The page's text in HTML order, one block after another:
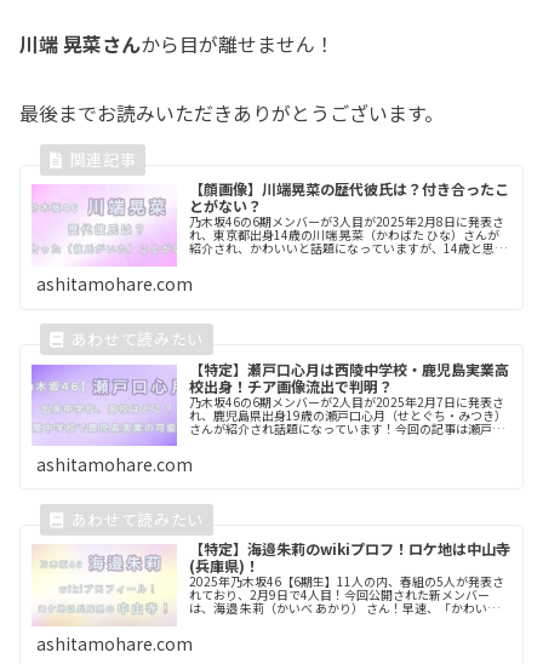
川端 晃菜さんから目が離せません！
最後までお読みいただきありがとうございます。
【顔画像】川端晃菜の歴代彼氏は？付き合ったこ
とがない？
乃木坂46の6期メンバーが3人目が2025年2月8日に発表さ
れ、東京都出身14歳の川端 晃菜（かわばた ひな）さんが
紹介され、かわいいと話題になっていますが、14歳と思え
ashitamohare.com
【特定】瀬戸口心月は西陵中学校・鹿児島実業高
校出身！チア画像流出で判明？
乃木坂46の6期メンバーが2人目が2025年2月7日に発表さ
れ、鹿児島県出身19歳の瀬戸口心月（せとぐち・みつき）
さんが紹介され話題になっています！今回の記事は瀬戸口
ashitamohare.com
【特定】海邉朱莉のwikiプロフ！ロケ地は中山寺
(兵庫県)！
2025年乃木坂46【6期生】11人の内、春組の5人が発表さ
れており、2月9日で4人目！今回公開された新メンバー
は、海邉 朱莉（かいべ あかり） さん！早速、「かわい
ashitamohare.com